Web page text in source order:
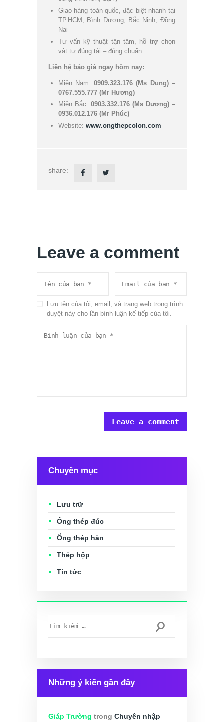
Giao hàng toàn quốc, đặc biệt nhanh tại
TP.HCM, Bình Dương, Bắc Ninh, Đồng
Nai
Tư vấn kỹ thuật tận tâm, hỗ trợ chọn
vật tư đúng tải – đúng chuẩn
Liên hệ báo giá ngay hôm nay:
Miền Nam:0909.323.176 (Ms Dung) –
0767.555.777 (Mr Hương)
Miền Bắc: 0903.332.176 (Ms Dương) –
0936.012.176 (Mr Phúc)
Website: www.ongthepcolon.com
share:
Leave a comment
Lưu tên của tôi, email, và trang web trong trình
duyệt này cho lần bình luận kế tiếp của tôi.
Chuyên mục
Lưu trữ
Ống thép đúc
Ống thép hàn
Thép hộp
Tin tức
kiếm
Những ý kiến gần đây
Giáp Trường trongChuyên nhập